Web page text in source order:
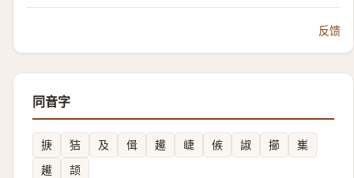
反馈
同音字
掶 狤 及 偮 䟌 崨 㑵 諔 擳
㠍
䟌
颉